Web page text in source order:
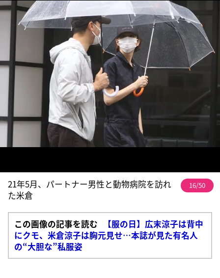
21年5月、パートナー男性と動物病院を訪れ
た米倉
16/50
この画像の記事を読む
【服の日】広末涼子は背中
にクモ、米倉涼子は胸元見せ…本誌が見た有名人
の“大胆な”私服姿